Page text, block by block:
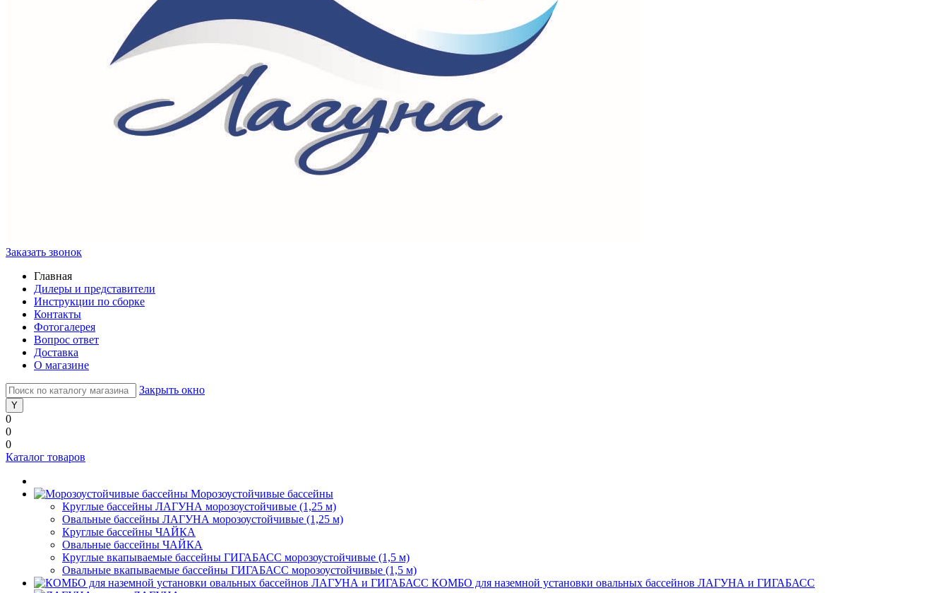
Заказать звонок
Главная
Дилеры и представители
Инструкции по сборке
Контакты
Фотогалерея
Вопрос ответ
Доставка
О магазине
Закрыть окно
0
0
0
Каталог товаров
Морозоустойчивые бассейны
Круглые бассейны ЛАГУНА морозоустойчивые (1,25 м)
Овальные бассейны ЛАГУНА морозоустойчивые (1,25 м)
Круглые бассейны ЧАЙКА
Овальные бассейны ЧАЙКА
Круглые вкапываемые бассейны ГИГАБАСС морозоустойчивые (1,5 м)
Овальные вкапываемые бассейны ГИГАБАСС морозоустойчивые (1,5 м)
КОМБО для наземной установки овальных бассейнов ЛАГУНА и ГИГАБАСС